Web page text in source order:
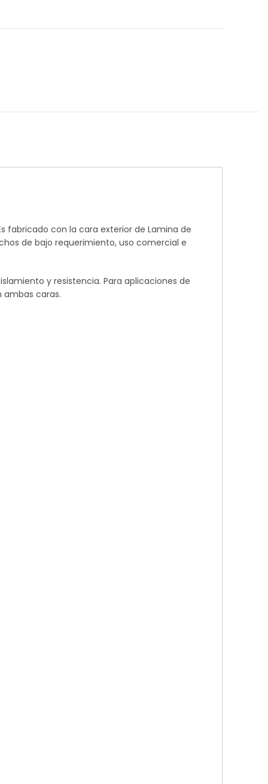
fabricado con la cara exterior de Lamina de
de bajo requerimiento, uso comercial e
y resistencia. Para aplicaciones de
caras.